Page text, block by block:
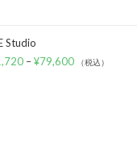
Studio
–¥79,600 （税込）